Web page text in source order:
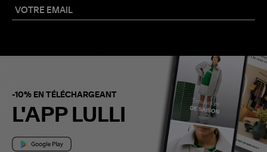
-10% EN TÉLÉCHARGEANT
L'APP LULLI